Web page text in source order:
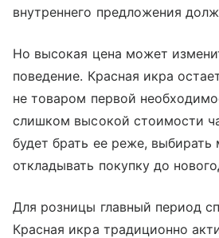
внутреннего предложения
Но высокая цена может
поведение. Красная икра
не товаром первой
слишком высокой стоимости
будет брать ее реже,
откладывать покупку до
Для розницы главный период
Красная икра традиционно